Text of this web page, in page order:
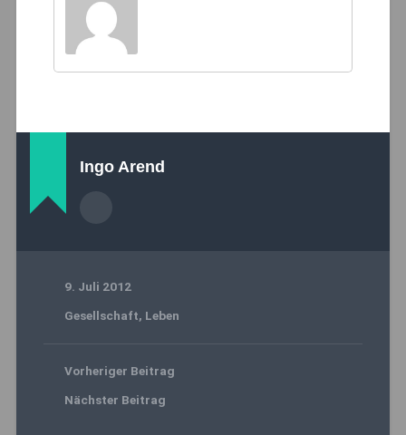
Ingo Arend
9. Juli 2012
Gesellschaft, Leben
Vorheriger Beitrag
Nächster Beitrag